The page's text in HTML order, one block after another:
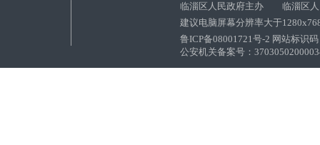
临淄区人民政府主办 临淄区人
建议电脑屏幕分辨率大于
鲁ICP备08001721号-2 网站标识
公安机关备案号：